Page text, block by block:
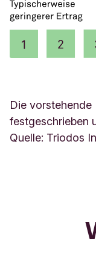
Die
festgeschrieben
Quelle: Triodos